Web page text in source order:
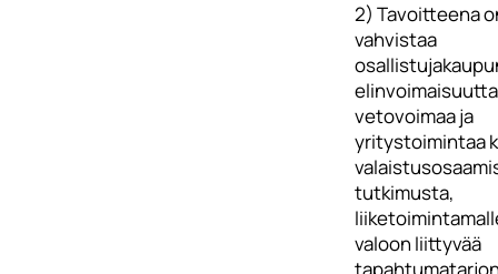
2) Tavoitteena
vahvistaa
vetovoimaa ja
yritystoimintaa
tutkimusta,
valoon liittyvää